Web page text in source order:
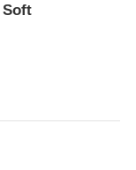
Soft